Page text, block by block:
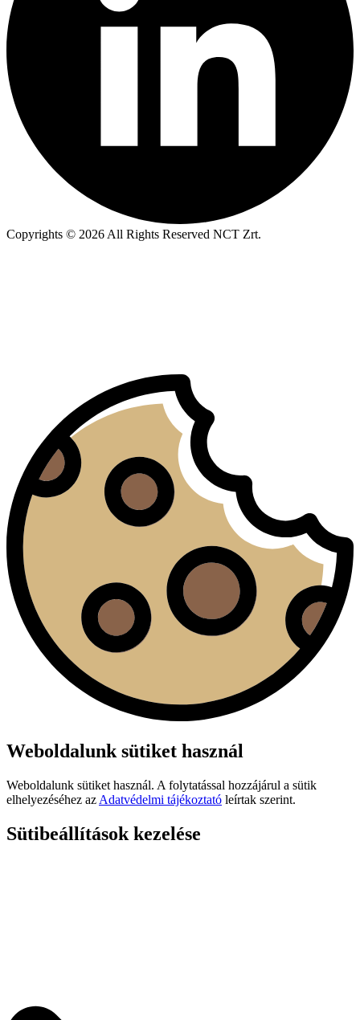
Copyrights © 2026 All Rights Reserved NCT Zrt.
Weboldalunk sütiket használ
Weboldalunk sütiket használ. A folytatással hozzájárul a sütik
elhelyezéséhez az Adatvédelmi tájékoztató leírtak szerint.
Sütibeállítások kezelése